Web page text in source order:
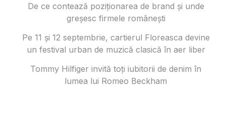
De ce contează poziționarea de brand și unde
greșesc firmele românești
Pe 11 și 12 septembrie, cartierul Floreasca devine
un festival urban de muzică clasică în aer liber
Tommy Hilfiger invită toți iubitorii de denim în
lumea lui Romeo Beckham